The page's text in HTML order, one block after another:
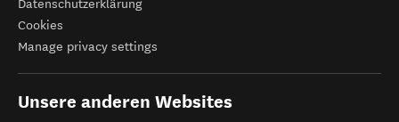
Datenschutzerklärung
Cookies
Manage privacy settings
Unsere anderen Websites